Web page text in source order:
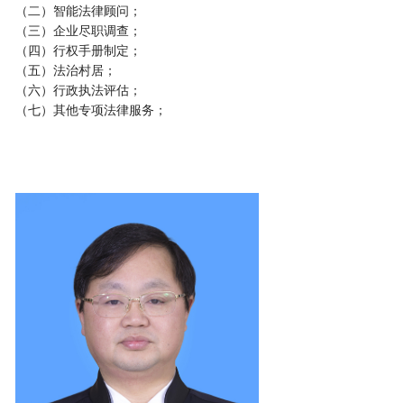
（二）智能法律顾问；
（三）企业尽职调查；
（四）行权手册制定；
（五）法治村居；
（六）行政执法评估；
（七）其他专项法律服务；